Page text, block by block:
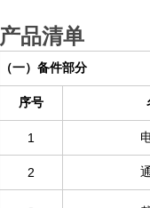
产品清单
（一）备件部分
序号
1
2